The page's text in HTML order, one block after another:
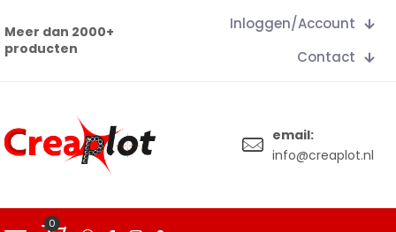
Meer dan 2000+
producten
Inloggen/Account
Contact
email:
info@creaplot.nl
0